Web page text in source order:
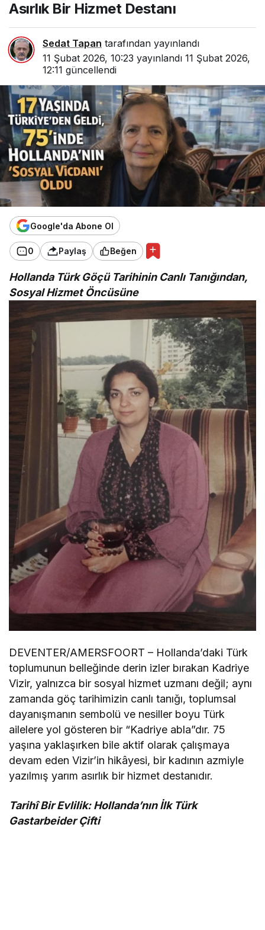
Asırlık Bir Hizmet Destanı
Sedat Tapan tarafından yayınlandı
11 Şubat 2026, 10:23 yayınlandı 11 Şubat 2026,
12:11 güncellendi
Google'da Abone Ol
0 Paylaş Beğen
Hollanda Türk Göçü Tarihinin Canlı Tanığından,
Sosyal Hizmet Öncüsüne
DEVENTER/AMERSFOORT – Hollanda’daki Türk
toplumunun belleğinde derin izler bırakan Kadriye
Vizir, yalnızca bir sosyal hizmet uzmanı değil; aynı
zamanda göç tarihimizin canlı tanığı, toplumsal
dayanışmanın sembolü ve nesiller boyu Türk
ailelere yol gösteren bir “Kadriye abla”dır. 75
yaşına yaklaşırken bile aktif olarak çalışmaya
devam eden Vizir’in hikâyesi, bir kadının azmiyle
yazılmış yarım asırlık bir hizmet destanıdır.
Tarihî Bir Evlilik: Hollanda’nın İlk Türk
Gastarbeider Çifti